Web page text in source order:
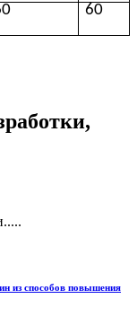
60
из способов повышения